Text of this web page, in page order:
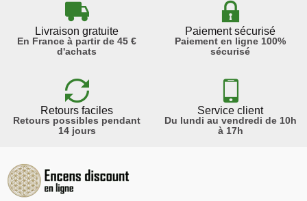
Livraison gratuite
En France à partir de 45 €
d'achats
Paiement sécurisé
Paiement en ligne 100%
sécurisé
Retours faciles
Retours possibles pendant
14 jours
Service client
Du lundi au vendredi de 10h
à 17h